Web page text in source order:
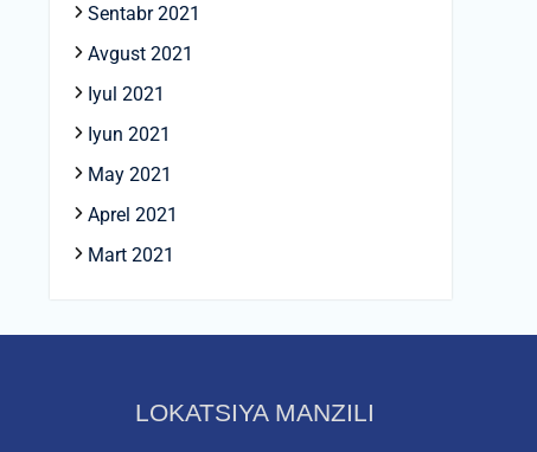
Sentabr 2021
Avgust 2021
Iyul 2021
Iyun 2021
May 2021
Aprel 2021
Mart 2021
LOKATSIYA MANZILI